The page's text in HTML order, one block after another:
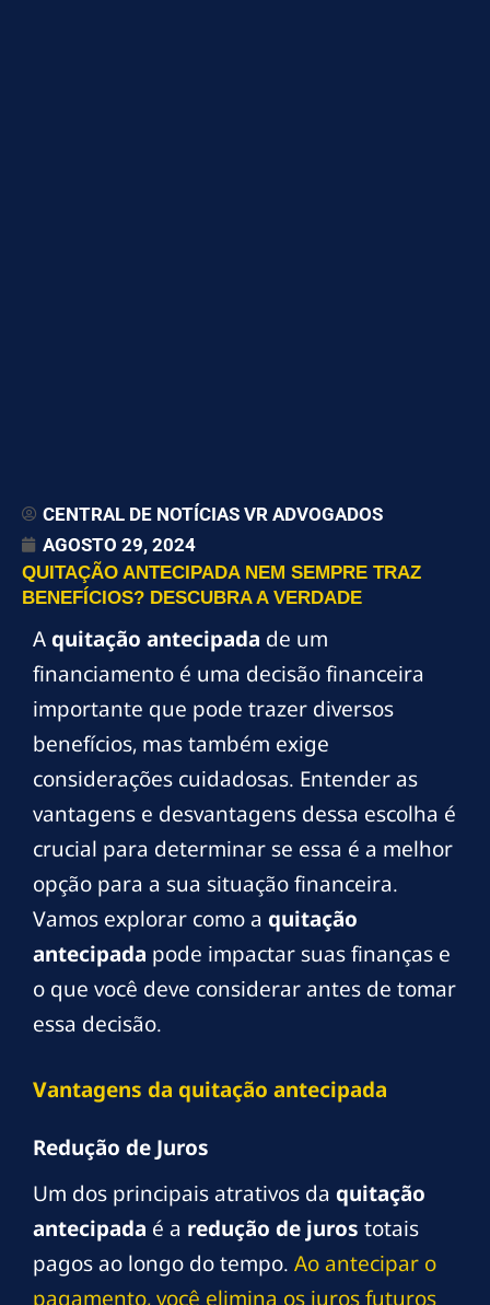
CENTRAL DE NOTÍCIAS VR ADVOGADOS
AGOSTO 29, 2024
QUITAÇÃO ANTECIPADA NEM SEMPRE TRAZ
BENEFÍCIOS? DESCUBRA A VERDADE
Aquitação antecipada de um
financiamento é uma decisão financeira
importante que pode trazer diversos
benefícios, mas também exige
considerações cuidadosas. Entender as
vantagens e desvantagens dessa escolha é
crucial para determinar se essa é a melhor
opção para a sua situação financeira.
Vamos explorar como a quitação
antecipada pode impactar suas finanças e
o que você deve considerar antes de tomar
essa decisão.
Vantagens da quitação antecipada
Redução de Juros
Um dos principais atrativos da quitação
antecipada é a redução de juros totais
pagos ao longo do tempo. Ao antecipar o
pagamento, você elimina os juros futuros